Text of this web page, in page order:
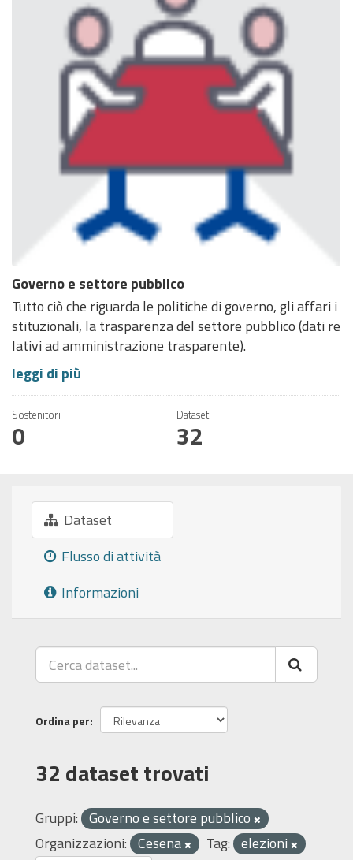
Governo e settore pubblico
Tutto ciò che riguarda le politiche di governo, gli affari i
stituzionali, la trasparenza del settore pubblico (dati re
lativi ad amministrazione trasparente).
leggi di più
Sostenitori
0
Dataset
32
Dataset
Flusso di attività
Informazioni
Ordina per
32 dataset trovati
Gruppi: Governo e settore pubblico
Organizzazioni: Cesena Tag: elezioni